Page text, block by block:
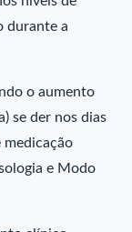
durante a
o aumento
se der nos dias
medicação
e Modo